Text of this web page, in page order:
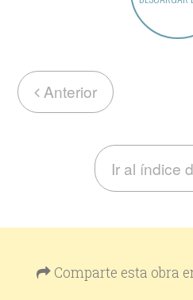
Anterior
Ir al índice
Comparte esta obra